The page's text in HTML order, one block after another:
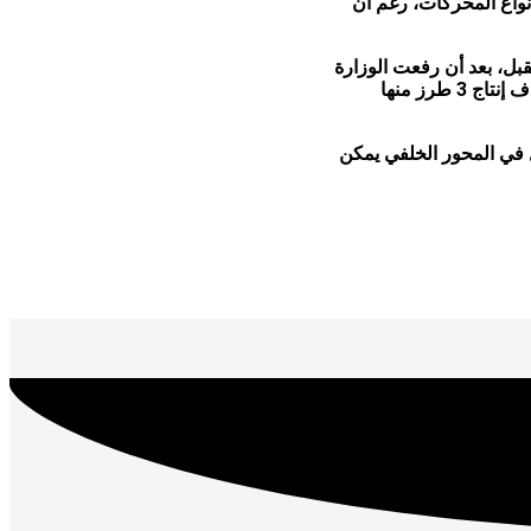
ميي وجيفو اليابانيين يوم 4 مارس/آذار المقبل، بعد أن رفعت الوزارة
الحظر على 3 أنواع من المحركات التي تنتجها تويوتا إنداستريز. كما أعلنت دايهاتسو اعتزامها استئناف إنتاج 3 طرز منها
بسبب خلل في المحور الخلفي يمكن